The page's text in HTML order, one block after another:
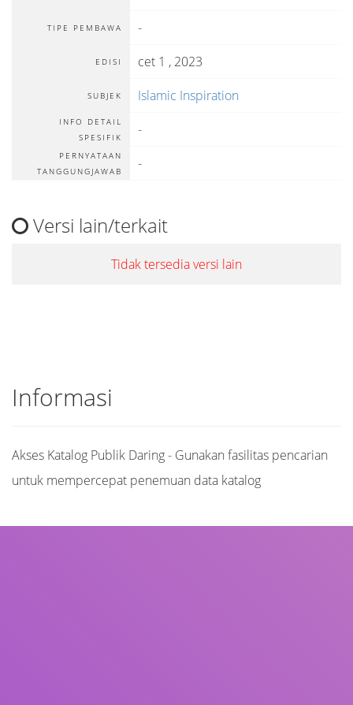
TIPE PEMBAWA -
EDISI cet 1 , 2023
SUBJEK Islamic Inspiration
INFO DETAIL
SPESIFIK
-
PERNYATAAN
TANGGUNGJAWAB
-
Versi lain/terkait
Tidak tersedia versi lain
Informasi
Akses Katalog Publik Daring - Gunakan fasilitas pencarian
untuk mempercepat penemuan data katalog